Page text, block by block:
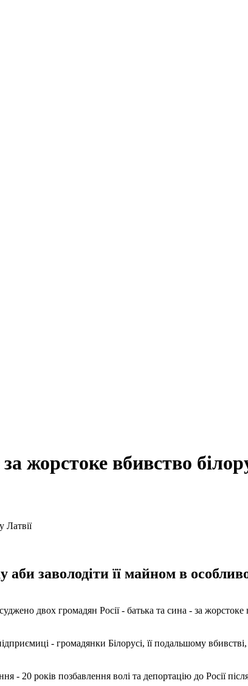
жорстоке вбивство
заволодіти її майном в
двох громадян Росії - батька та сина - за
- громадянки Білорусі, її подальшому
20 років позбавлення волі та депортацію до Росії